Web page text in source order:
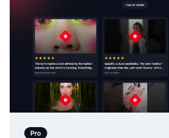
Pro